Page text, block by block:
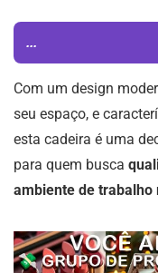
...
Com um design
seu espaço, e
esta cadeira é uma
para quem busca
ambiente de trabalho